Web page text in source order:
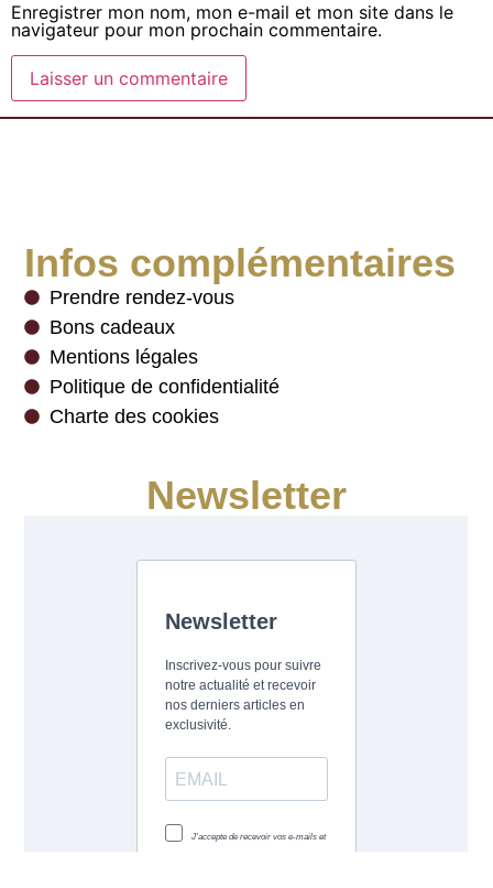
Enregistrer mon nom, mon e-mail et mon site dans le
navigateur pour mon prochain commentaire.
Infos complémentaires
Prendre rendez-vous
Bons cadeaux
Mentions légales
Politique de confidentialité
Charte des cookies
Newsletter